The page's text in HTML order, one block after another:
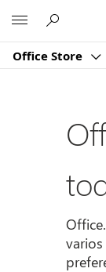
Office Store
varios